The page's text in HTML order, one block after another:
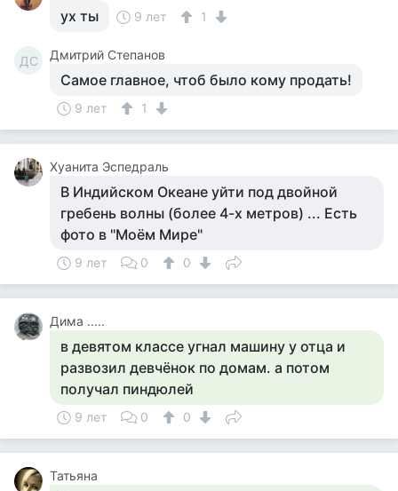
ух ты 9 лет 1
ДС Дмитрий Степанов
Самое главное, чтоб было кому продать!
9 лет 1
Хуанита Эспедраль
В Индийском Океане уйти под двойной
гребень волны (более 4-х метров) ... Есть
фото в "Моём Мире"
9 лет 0 0
Дима .....
в девятом классе угнал машину у отца и
развозил девчёнок по домам. а потом
получал пиндюлей
9 лет 0 0
Татьяна